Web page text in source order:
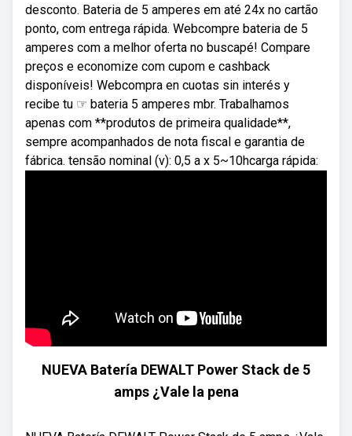
desconto. Bateria de 5 amperes em até 24x no cartão
ponto, com entrega rápida. Webcompre bateria de 5
amperes com a melhor oferta no buscapé! Compare
preços e economize com cupom e cashback
disponíveis! Webcompra en cuotas sin interés y
recibe tu ☞ bateria 5 amperes mbr. Trabalhamos
apenas com **produtos de primeira qualidade**,
sempre acompanhados de nota fiscal e garantia de
fábrica. tensão nominal (v): 0,5 a x 5~10hcarga rápida:
NUEVA Batería DEWALT Power Stack de 5
amps ¿Vale la pena